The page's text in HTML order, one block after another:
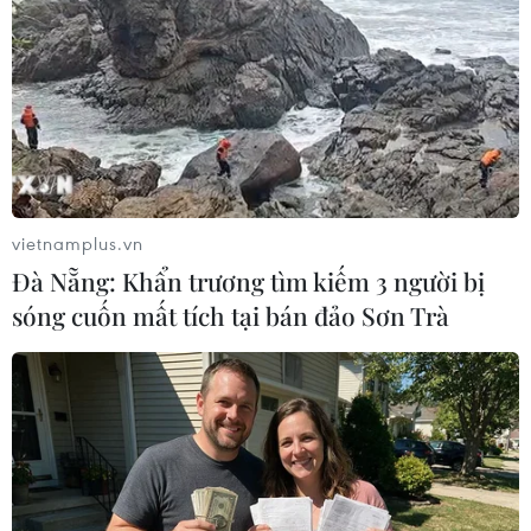
TIN LIÊN QUAN
vietnamplus.vn
Đà Nẵng: Khẩn trương tìm kiếm 3 người bị
sóng cuốn mất tích tại bán đảo Sơn Trà